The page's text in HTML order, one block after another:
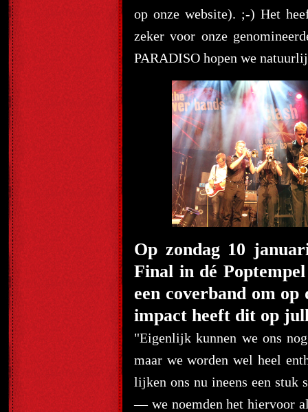
op onze website). ;-) Het
zeker voor onze
PARADISO hopen we
Op zondag 10
Final in dé
een coverband om
impact heeft dit op
"Eigenlijk kunnen we ons
maar we worden wel heel
lijken ons nu ineens een stuk
— we noemden het hiervoor